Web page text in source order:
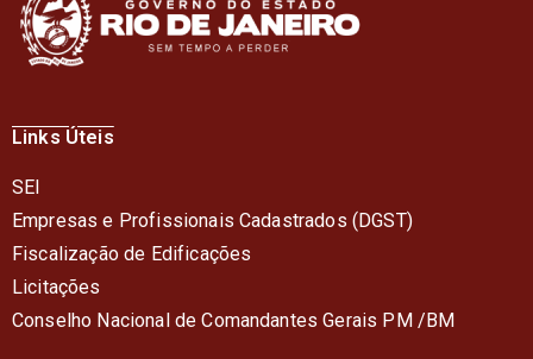
Links Úteis
SEI
Empresas e Profissionais Cadastrados (DGST)
Fiscalização de Edificações
Licitações
Conselho Nacional de Comandantes Gerais PM /BM